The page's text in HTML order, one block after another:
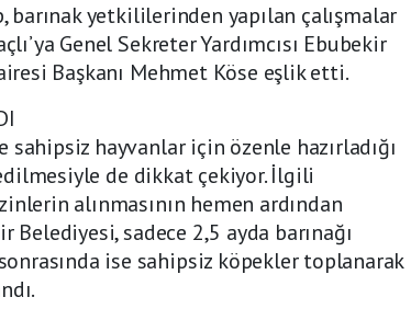
barınak yetkililerinden yapılan çalışmalar
Genel Sekreter Yardımcısı Ebubekir
Başkanı Mehmet Köse eşlik etti.
hayvanlar için özenle hazırladığı
de dikkat çekiyor. İlgili
alınmasının hemen ardından
Belediyesi, sadece 2,5 ayda barınağı
ise sahipsiz köpekler toplanarak